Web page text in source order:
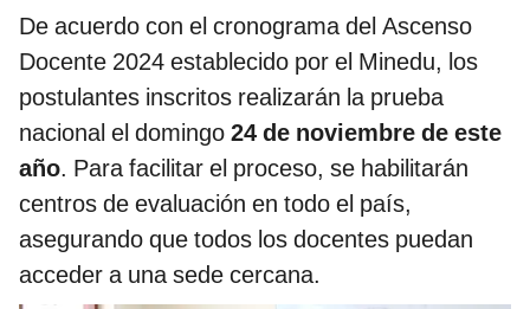
De acuerdo con el cronograma del Ascenso
Docente 2024 establecido por el Minedu, los
postulantes inscritos realizarán la prueba
nacional el domingo 24 de noviembre de este
año. Para facilitar el proceso, se habilitarán
centros de evaluación en todo el país,
asegurando que todos los docentes puedan
acceder a una sede cercana.